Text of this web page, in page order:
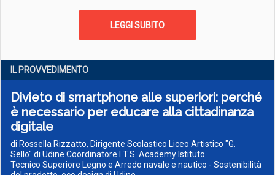
LEGGI SUBITO
IL PROVVEDIMENTO
Divieto di smartphone alle superiori: perché
è necessario per educare alla cittadinanza
digitale
di Rossella Rizzatto, Dirigente Scolastico Liceo Artistico "G.
Sello" di Udine Coordinatore I.T.S. Academy Istituto
Tecnico Superiore Legno e Arredo navale e nautico - Sostenibilità